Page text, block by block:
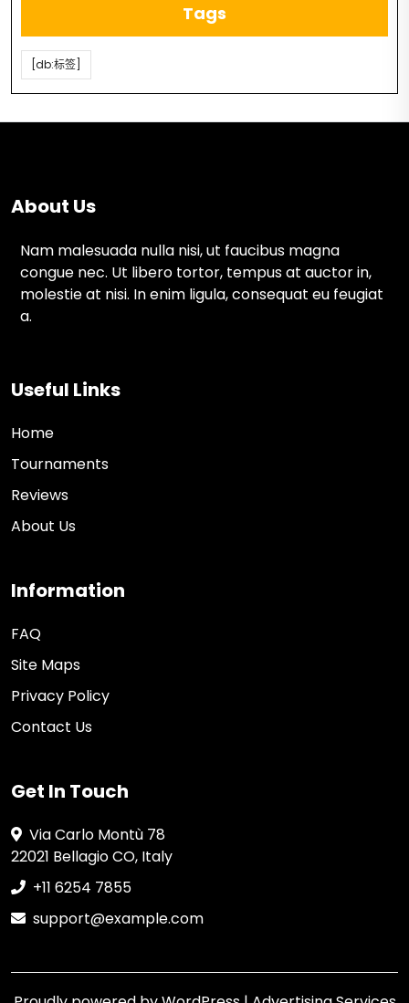
Tags
[db:标签]
About Us
Nam malesuada nulla nisi, ut faucibus magna
congue nec. Ut libero tortor, tempus at auctor in,
molestie at nisi. In enim ligula, consequat eu feugiat
a.
Useful Links
Home
Tournaments
Reviews
About Us
Information
FAQ
Site Maps
Privacy Policy
Contact Us
Get In Touch
Via Carlo Montù 78
22021 Bellagio CO, Italy
+11 6254 7855
support@example.com